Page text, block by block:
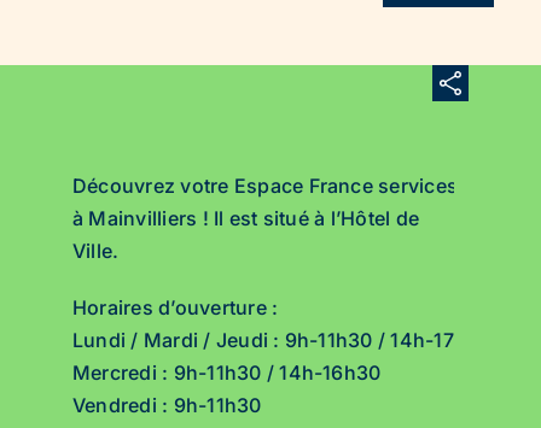
Découvrez votre Espace France services
à Mainvilliers ! Il est situé à l’Hôtel de
Ville.
Horaires d’ouverture :
Lundi / Mardi / Jeudi : 9h-11h30 / 14h-17h
Mercredi : 9h-11h30 / 14h-16h30
Vendredi : 9h-11h30